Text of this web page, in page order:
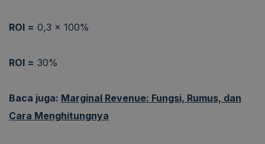
ROI = 0,3 x 100%
ROI = 30%
Baca juga: Marginal Revenue: Fungsi, Rumus, dan
Cara Menghitungnya